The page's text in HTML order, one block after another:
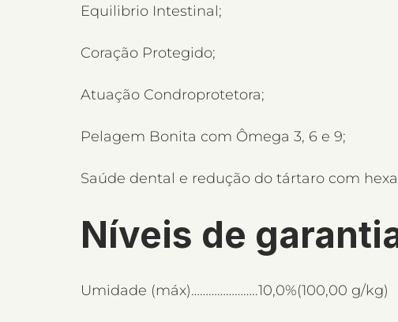
Equilibrio Intestinal;
Coração Protegido;
Atuação Condroprotetora;
Pelagem Bonita com Ômega 3, 6 e 9;
Saúde dental e redução do tártaro com
Níveis de
Umidade (máx)…………………..10,0%(100,00 g/kg)